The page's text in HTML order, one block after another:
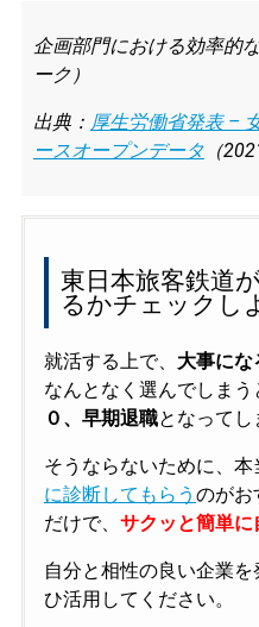
企画部門における効率的
ーク）
出典： 厚生労働省発表 –
ースオープンデータ（
東日本旅客鉄道
るかチェックし
就活する上で、 大事にな
なんとなく選んでしま
０、早期退職となってし
そうならないために、
に診断してもらう のがお
だけで、 サクッと簡単
自分と相性の良い企業
ひ活用してください。